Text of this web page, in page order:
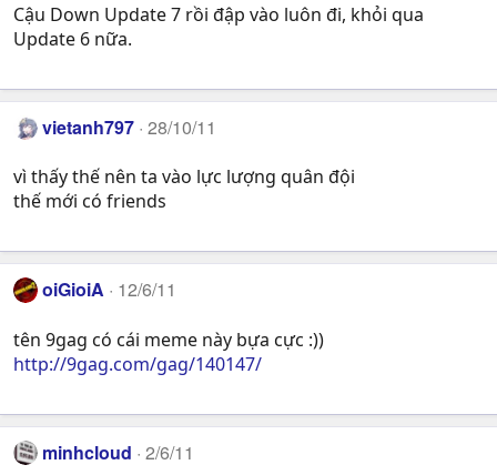
Cậu Down Update 7 rồi đập vào luôn đi, khỏi qua
Update 6 nữa.
vietanh797 28/10/11
vì thấy thế nên ta vào lực lượng quân đội
thế mới có friends
oiGioiA 12/6/11
tên 9gag có cái meme này bựa cực :))
http://9gag.com/gag/140147/
minhcloud 2/6/11